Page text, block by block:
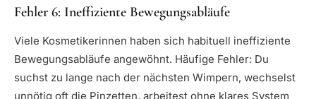
Fehler 6: Ineffiziente Bewegungsabläufe
Viele Kosmetikerinnen haben sich habituell ineffiziente
Bewegungsabläufe angewöhnt. Häufige Fehler: Du
suchst zu lange nach der nächsten Wimpern, wechselst
unnötig oft die Pinzetten, arbeitest ohne klares System